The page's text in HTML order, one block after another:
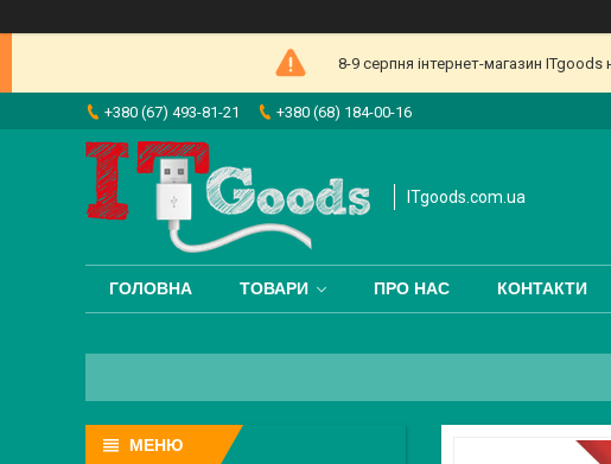
8-9 серпня інтернет-магазин
+380 (67) 493-81-21 +380 (68) 184-00-16
ITgoods.com.ua
ГОЛОВНА ТОВАРИ ПРО НАС КОНТАКТИ